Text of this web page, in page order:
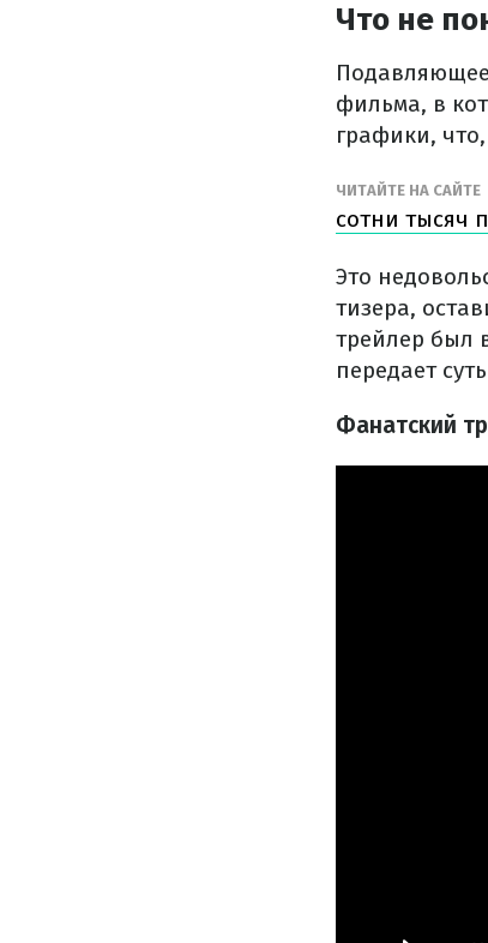
Что не
фильма, в
графики,
ЧИТАЙТЕ НА САЙТЕ
сотни тысяч
Это
тизера,
трейлер был
передает
Фанатский